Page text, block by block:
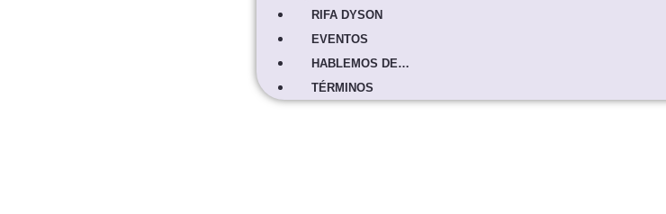
RIFA DYSON
EVENTOS
HABLEMOS DE…
TÉRMINOS